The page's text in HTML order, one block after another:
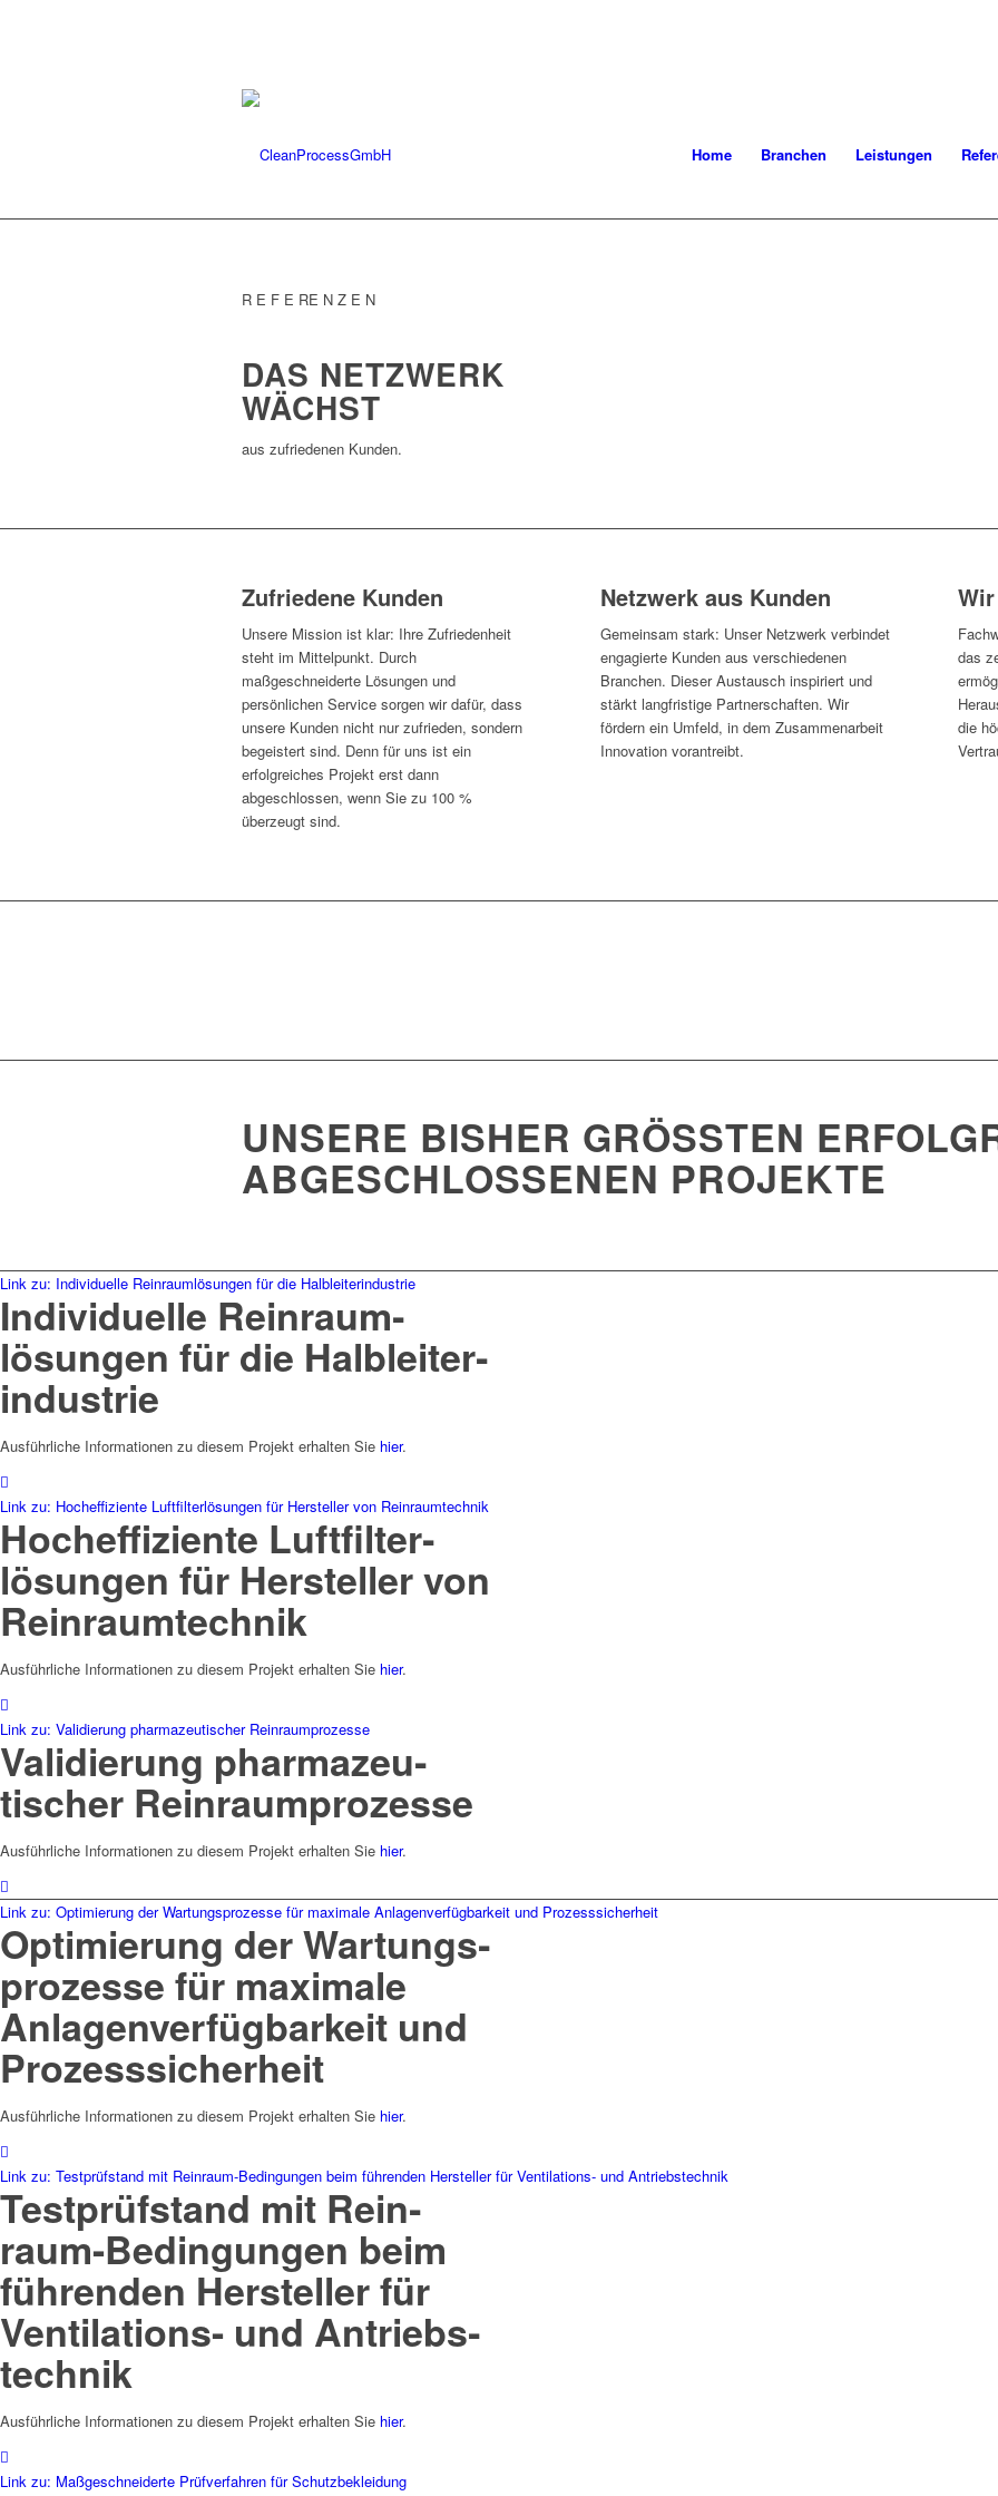
Home Branchen Leistungen
R E F E RE N Z E N
DAS NETZWERK
WÄCHST
aus zufriedenen Kunden.
Zufriedene Kunden
Unsere Mission ist klar: Ihre Zufriedenheit
steht im Mittelpunkt. Durch
maßgeschneiderte Lösungen und
persönlichen Service sorgen wir dafür, dass
unsere Kunden nicht nur zufrieden, sondern
begeistert sind. Denn für uns ist ein
erfolgreiches Projekt erst dann
abgeschlossen, wenn Sie zu 100 %
überzeugt sind.
Netzwerk aus Kunden
Gemeinsam stark: Unser Netzwerk verbindet
engagierte Kunden aus verschiedenen
Branchen. Dieser Austausch inspiriert und
stärkt langfristige Partnerschaften. Wir
fördern ein Umfeld, in dem Zusammenarbeit
Innovation vorantreibt.
das
die
UNSERE BISHER GRÖSSTEN
BGESCHLOSSENEN PROJEKTE
Link zu: Individuelle Reinraumlösungen für die Halbleiterindustrie
Individuelle Rein­­raum­­­
lösungen für die Halb­­leiter­­­
industrie
Ausführliche Informationen zu diesem Projekt erhalten Sie hier.
Link zu: Hocheffiziente Luftfilterlösungen für Hersteller von Reinraumtechnik
Hocheffi­ziente Luft­filter­
lösungen für Her­steller von
Rein­raum­technik
Ausführliche Informationen zu diesem Projekt erhalten Sie hier.
Link zu: Validierung pharmazeutischer Reinraumprozesse
Validierung phar­mazeu­
tischer Rein­raum­prozesse
Ausführliche Informationen zu diesem Projekt erhalten Sie hier.
Link zu: Optimierung der Wartungsprozesse für maximale Anlagenverfügbarkeit und Prozesssicherheit
Optimierung der Wartungs­
prozesse für maximale
Anlagen­verfüg­barkeit und
Prozess­sicherheit
Ausführliche Informationen zu diesem Projekt erhalten Sie hier.
Link zu: Testprüfstand mit Reinraum-Bedingungen beim führenden Hersteller für Ventilations- und Antriebstechnik
Testprüf­stand mit Rein­
raum-Bedingungen beim
führenden Hersteller für
Ven­tila­tions- und Antriebs­
technik
Ausführliche Informationen zu diesem Projekt erhalten Sie hier.
Link zu: Maßgeschneiderte Prüfverfahren für Schutzbekleidung